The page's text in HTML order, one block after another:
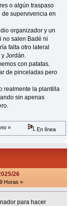
o algún traspaso
supervivencia en
organizador y un
no salen Badé ni
falta otro lateral
Jordán.
con patatas.
de pinceladas pero
realmente la plantilla
sin apenas
» En línea
26
Horas »
para hacer